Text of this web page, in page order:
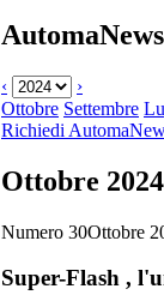
AutomaNews
‹
›
Ottobre Settembre
Richiedi
Ottobre 2024
Numero 30Ottobre
Super-Flash ,